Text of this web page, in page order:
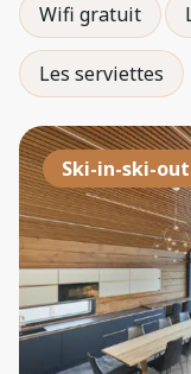
Wifi gratuit
Les serviettes
Ski-in-ski-out